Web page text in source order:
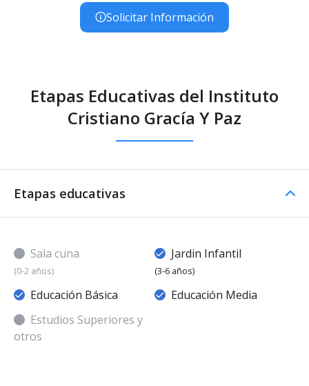
Solicitar Información
Etapas Educativas del Instituto
Cristiano Gracía Y Paz
Etapas educativas
Sala cuna
(0-2 años)
Jardin Infantil
(3-6 años)
Educación Básica
Educación Media
Estudios Superiores y
otros